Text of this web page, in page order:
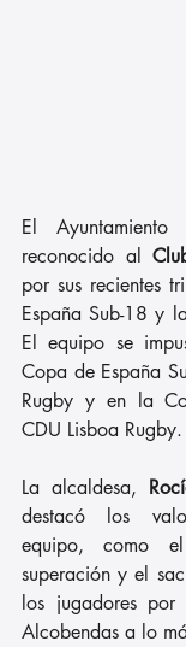
El
reconocido al
por sus recientes
España Sub-18 y
El equipo se
Copa de España
Rugby y en la
CDU Lisboa Rugby.
La alcaldesa,
destacó los
equipo, como
superación y el
los jugadores
Alcobendas a lo